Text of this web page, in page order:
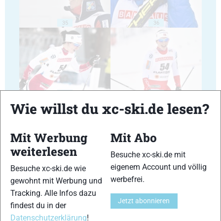
35 36
39 40
Wie willst du xc-ski.de lesen?
Mit Werbung
weiterlesen
Besuche xc-ski.de wie
gewohnt mit Werbung und
Tracking. Alle Infos dazu
findest du in der
Datenschutzerklärung!
Mit Abo
Besuche xc-ski.de mit
eigenem Account und völlig
werbefrei.
Jetzt abonnieren